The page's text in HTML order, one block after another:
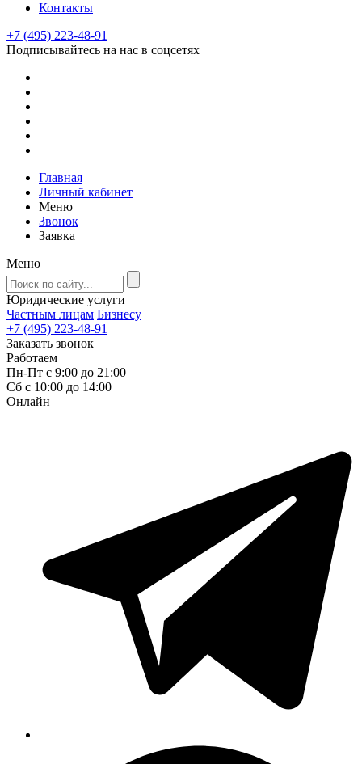
Контакты
+7 (495) 223-48-91
Подписывайтесь на нас в соцсетях
Главная
Личный кабинет
Меню
Звонок
Заявка
Меню
Юридические услуги
Частным лицам Бизнесу
+7 (495) 223-48-91
Заказать звонок
Работаем
Пн-Пт с 9:00 до 21:00
Сб с 10:00 до 14:00
Онлайн